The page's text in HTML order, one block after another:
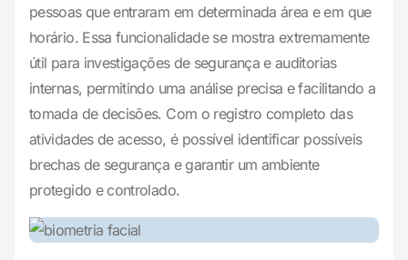
pessoas que entraram em determinada área e em que
horário. Essa funcionalidade se mostra extremamente
útil para investigações de segurança e auditorias
internas, permitindo uma análise precisa e facilitando a
tomada de decisões. Com o registro completo das
atividades de acesso, é possível identificar possíveis
brechas de segurança e garantir um ambiente
protegido e controlado.